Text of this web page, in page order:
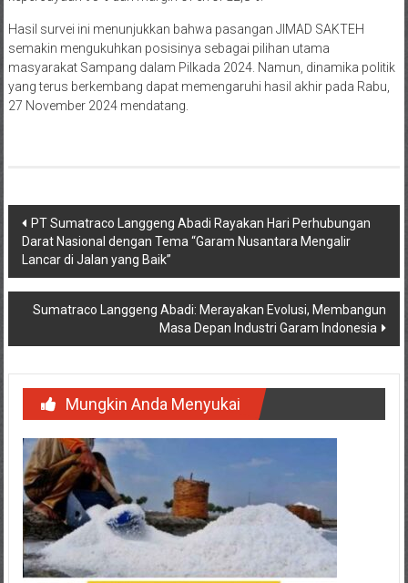
Hasil survei ini menunjukkan bahwa pasangan JIMAD SAKTEH
semakin mengukuhkan posisinya sebagai pilihan utama
masyarakat Sampang dalam Pilkada 2024. Namun, dinamika politik
yang terus berkembang dapat memengaruhi hasil akhir pada Rabu,
27 November 2024 mendatang.
Navigasi
pos
PT Sumatraco Langgeng Abadi Rayakan Hari Perhubungan
Darat Nasional dengan Tema “Garam Nusantara Mengalir
Lancar di Jalan yang Baik”
Sumatraco Langgeng Abadi: Merayakan Evolusi, Membangun
Masa Depan Industri Garam Indonesia
Mungkin Anda Menyukai